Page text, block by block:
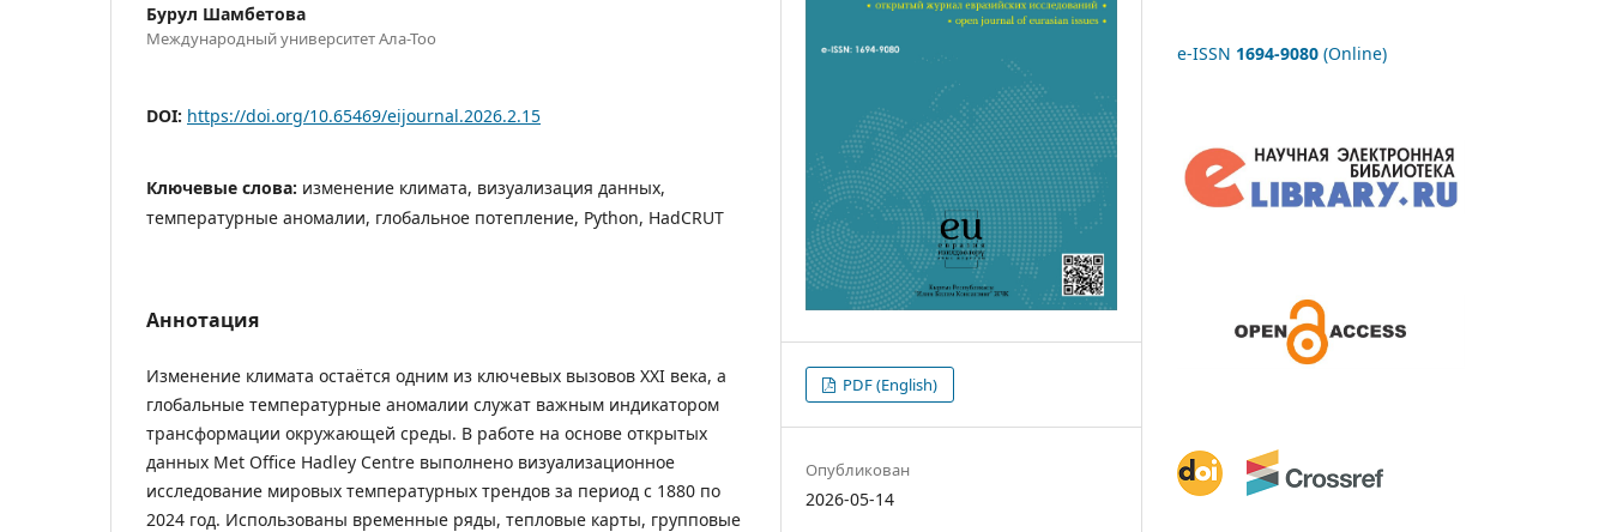
Бурул Шамбетова
Международный университет Ала-Тоо
DOI: https://doi.org/10.65469/eijournal.2026.2.15
Ключевые слова: изменение климата, визуализация данных,
температурные аномалии, глобальное потепление, Python, HadCRUT
Аннотация
Изменение климата остаётся одним из ключевых вызовов XXI века, а
глобальные температурные аномалии служат важным индикатором
трансформации окружающей среды. В работе на основе открытых
данных Met Office Hadley Centre выполнено визуализационное
исследование мировых температурных трендов за период с 1880 по
2024 год. Использованы временные ряды, тепловые карты, групповые
PDF (English)
Опубликован
2026-05-14
e-ISSN 1694-9080 (Online)